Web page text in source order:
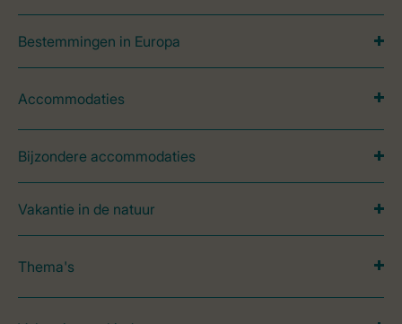
Bestemmingen in Europa
Accommodaties
Bijzondere accommodaties
Vakantie in de natuur
Thema's